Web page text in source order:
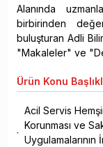
Alanında
birbirinden
buluşturan Adli
"Makaleler" ve
Ürün Konu
Acil Servis
Korunması ve